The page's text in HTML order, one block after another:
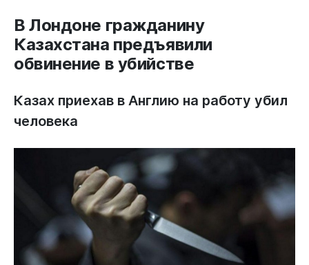
В Лондоне гражданину
Казахстана предъявили
обвинение в убийстве
Казах приехав в Англию на работу убил
человека